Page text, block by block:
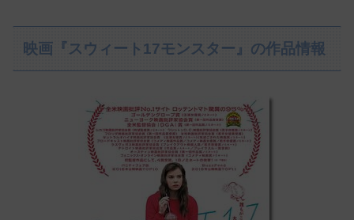
映画『スウィート17モンスター』の作品情報